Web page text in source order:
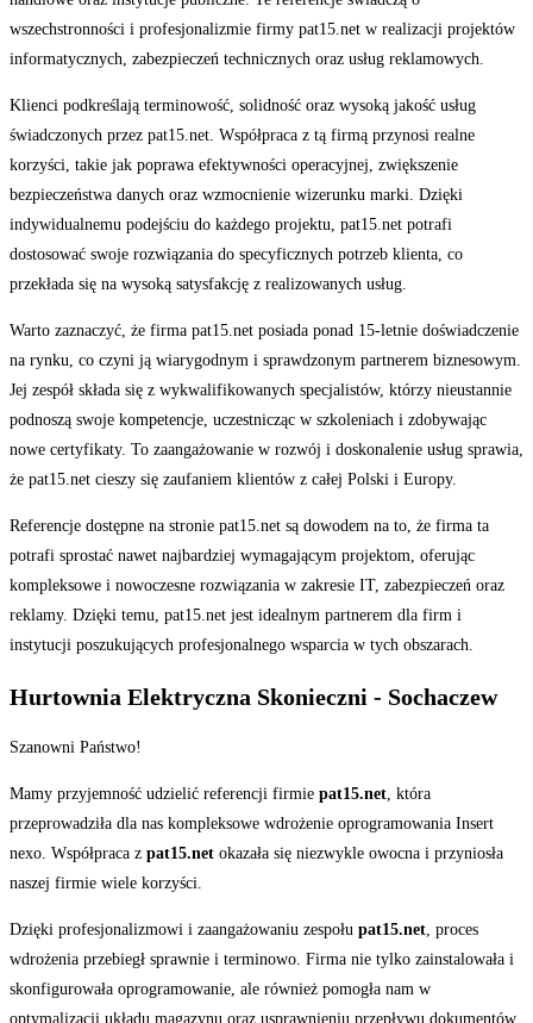
wszechstronności i profesjonalizmie firmy pat15.net w realizacji projektów
informatycznych, zabezpieczeń technicznych oraz usług reklamowych.
Klienci podkreślają terminowość, solidność oraz wysoką jakość usług
świadczonych przez pat15.net. Współpraca z tą firmą przynosi realne
korzyści, takie jak poprawa efektywności operacyjnej, zwiększenie
bezpieczeństwa danych oraz wzmocnienie wizerunku marki. Dzięki
indywidualnemu podejściu do każdego projektu, pat15.net potrafi
dostosować swoje rozwiązania do specyficznych potrzeb klienta, co
przekłada się na wysoką satysfakcję z realizowanych usług.
Warto zaznaczyć, że firma pat15.net posiada ponad 15-letnie doświadczenie
na rynku, co czyni ją wiarygodnym i sprawdzonym partnerem biznesowym.
Jej zespół składa się z wykwalifikowanych specjalistów, którzy nieustannie
podnoszą swoje kompetencje, uczestnicząc w szkoleniach i zdobywając
nowe certyfikaty. To zaangażowanie w rozwój i doskonalenie usług sprawia,
że pat15.net cieszy się zaufaniem klientów z całej Polski i Europy.
Referencje dostępne na stronie pat15.net są dowodem na to, że firma ta
potrafi sprostać nawet najbardziej wymagającym projektom, oferując
kompleksowe i nowoczesne rozwiązania w zakresie IT, zabezpieczeń oraz
reklamy. Dzięki temu, pat15.net jest idealnym partnerem dla firm i
instytucji poszukujących profesjonalnego wsparcia w tych obszarach.
Hurtownia Elektryczna Skonieczni - Sochaczew
Szanowni Państwo!
Mamy przyjemność udzielić referencji firmie pat15.net, która
przeprowadziła dla nas kompleksowe wdrożenie oprogramowania Insert
nexo. Współpraca z pat15.net okazała się niezwykle owocna i przyniosła
naszej firmie wiele korzyści.
Dzięki profesjonalizmowi i zaangażowaniu zespołu pat15.net, proces
wdrożenia przebiegł sprawnie i terminowo. Firma nie tylko zainstalowała i
skonfigurowała oprogramowanie, ale również pomogła nam w
optymalizacji układu magazynu oraz usprawnieniu przepływu dokumentów